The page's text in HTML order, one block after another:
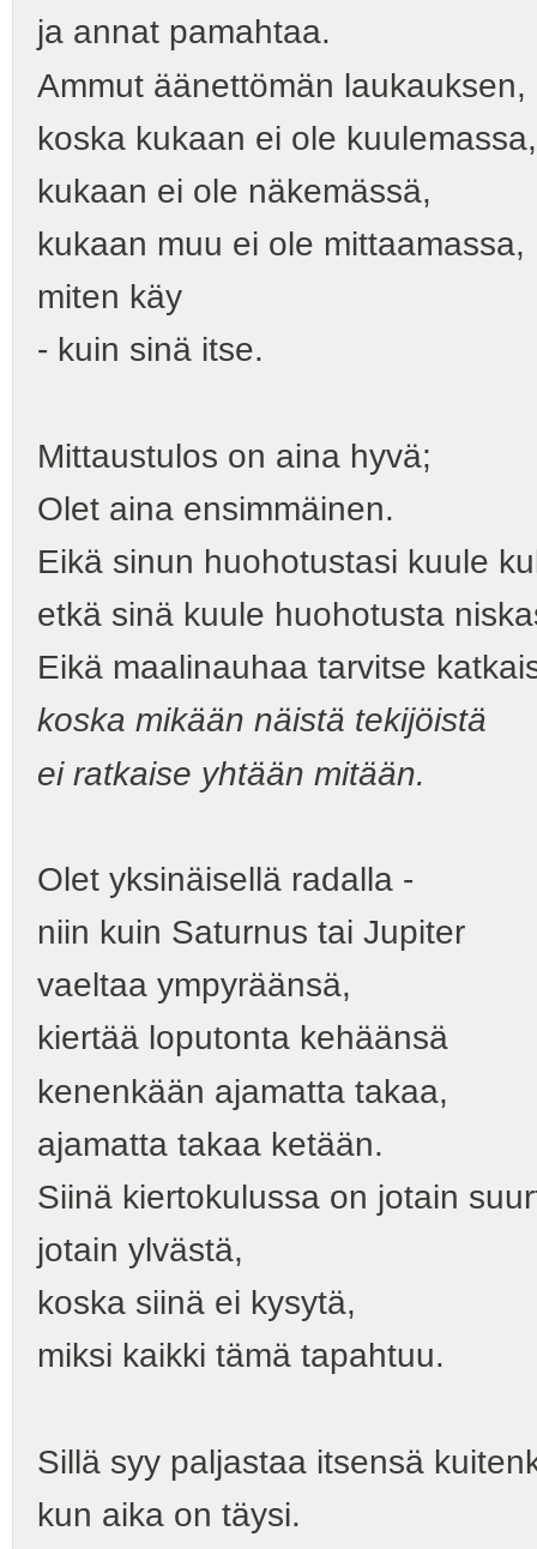
ja annat pamahtaa.
Ammut äänettömän laukauksen,
koska kukaan ei ole kuulemassa,
kukaan ei ole näkemässä,
kukaan muu ei ole mittaamassa,
miten käy
- kuin sinä itse.
Mittaustulos on aina hyvä;
Olet aina ensimmäinen.
Eikä sinun huohotustasi kuule
etkä sinä kuule huohotusta
Eikä maalinauhaa tarvitse
koska mikään näistä tekijöistä
ei ratkaise yhtään mitään.
Olet yksinäisellä radalla -
niin kuin Saturnus tai Jupiter
vaeltaa ympyräänsä,
kiertää loputonta kehäänsä
kenenkään ajamatta takaa,
ajamatta takaa ketään.
Siinä kiertokulussa on jotain
jotain ylvästä,
koska siinä ei kysytä,
miksi kaikki tämä tapahtuu.
Sillä syy paljastaa itsensä
kun aika on täysi.